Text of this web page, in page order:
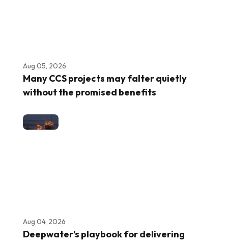
Aug 05, 2026
Many CCS projects may falter quietly
without the promised benefits
Aug 04, 2026
Deepwater’s playbook for delivering